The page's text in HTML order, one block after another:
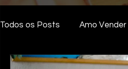
Todos os Posts Amo Vender
ALTA PERFORMANCE /